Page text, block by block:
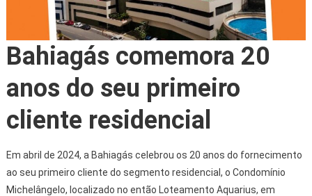
Bahiagás comemora 20
anos do seu primeiro
cliente residencial
Em abril de 2024, a Bahiagás celebrou os 20 anos do fornecimento
ao seu primeiro cliente do segmento residencial, o Condomínio
Michelângelo, localizado no então Loteamento Aquarius, em